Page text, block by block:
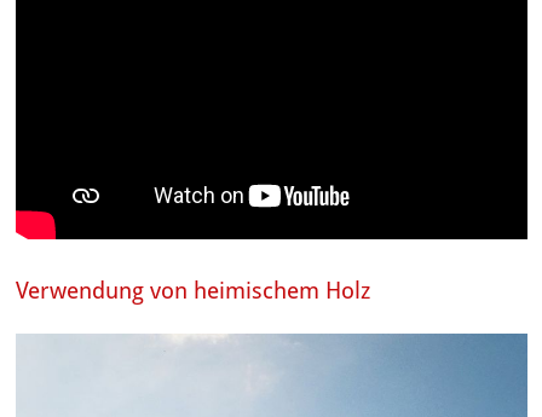
Verwendung von heimischem Holz